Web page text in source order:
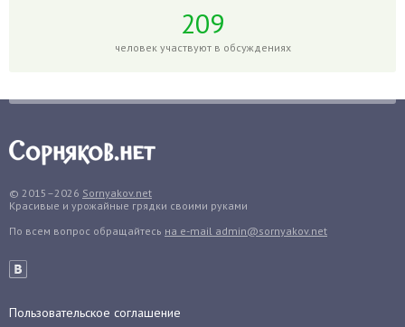
Гранат
Груша
Грядки
Гуава
Декабрист
209
человек участвуют в обсуждениях
© 2015–2026 Sornyakov.net
Красивые и урожайные грядки своими руками
По всем вопрос обращайтесь на e-mail admin@sornyakov.net
Пользовательское соглашение